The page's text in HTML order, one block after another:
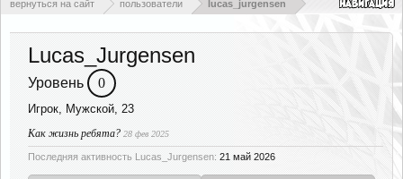
вернуться на сайт пользователи lucas_jurgensen
Lucas_Jurgensen
Уровень 0
Игрок, Мужской, 23
Как жизнь ребята? 28 фев 2025
Последняя активность Lucas_Jurgensen: 21 май 2026